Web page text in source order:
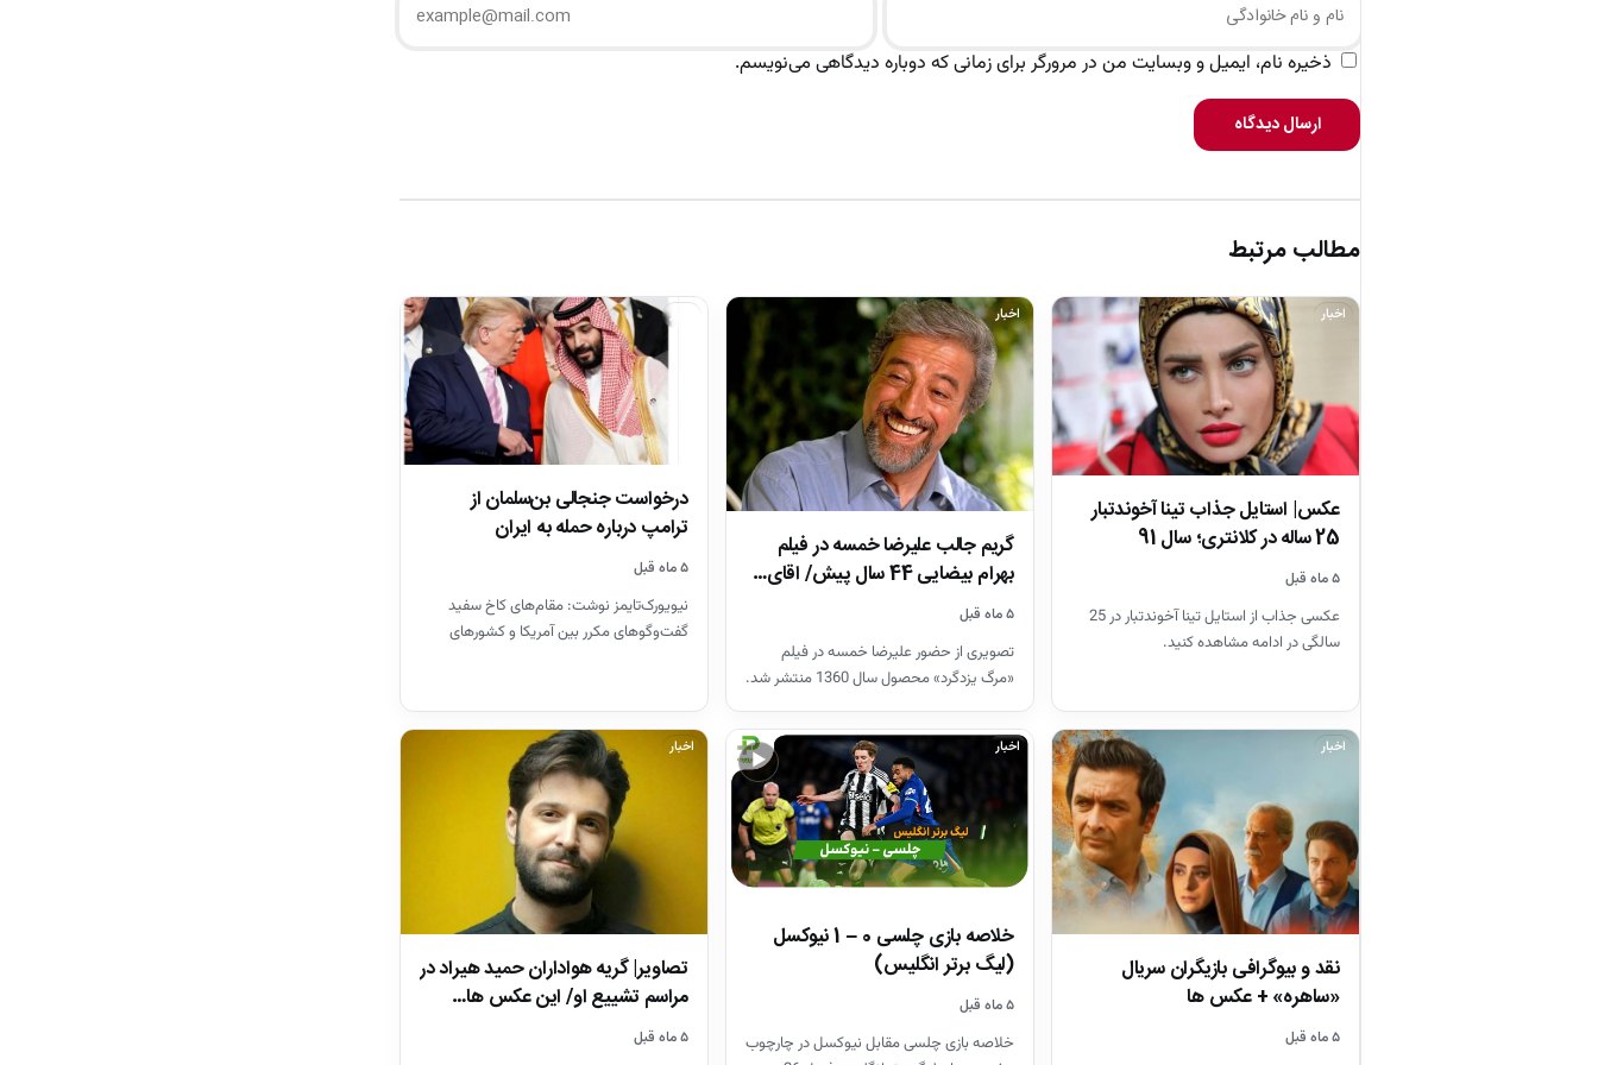
ذخیره نام، ایمیل و وبسایت من در مرورگر برای زمانی که دوباره دیدگاهی می‌نویسم.
ارسال دیدگاه
مطالب مرتبط
اخبار
عکس| استایل جذاب تینا آخوندتبار
25 ساله در کلانتری؛ سال 91
۵ ماه قبل
عکسی جذاب از استایل تینا آخوندتبار در 25
سالگی در ادامه مشاهده کنید.
اخبار
گریم جالب علیرضا خمسه در فیلم
بهرام بیضایی 44 سال پیش/ اقای…
۵ ماه قبل
تصویری از حضور علیرضا خمسه در فیلم
«مرگ یزدگرد» محصول سال 1360 منتشر شد.
اخبار
درخواست جنجالی بن‌سلمان از
ترامپ درباره حمله به ایران
۵ ماه قبل
نیویورک‌تایمز نوشت: مقام‌های کاخ سفید
گفت‌و‌گو‌های مکرر بین آمریکا و کشور‌های
اخبار
نقد و بیوگرافی بازیگران سریال
«ساهره» + عکس ها
۵ ماه قبل
▶
اخبار
خلاصه بازی چلسی 0 – 1 نیوکسل
(لیگ برتر انگلیس)
۵ ماه قبل
خلاصه بازی چلسی مقابل نیوکسل در چارچوب
اخبار
تصاویر| گریه هواداران حمید هیراد در
مراسم تشییع او/ این عکس ها…
۵ ماه قبل